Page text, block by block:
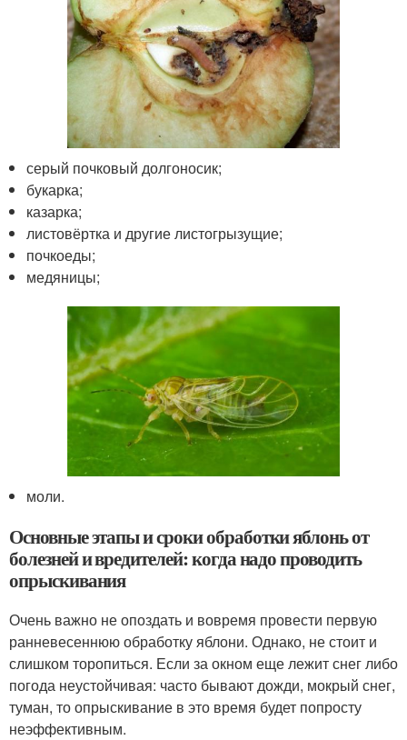
серый почковый долгоносик;
букарка;
казарка;
листовёртка и другие листогрызущие;
почкоеды;
медяницы;
моли.
Основные этапы и сроки обработки яблонь от
болезней и вредителей: когда надо проводить
опрыскивания
Очень важно не опоздать и вовремя провести первую
ранневесеннюю обработку яблони. Однако, не стоит и
слишком торопиться. Если за окном еще лежит снег либо
погода неустойчивая: часто бывают дожди, мокрый снег,
туман, то опрыскивание в это время будет попросту
неэффективным.